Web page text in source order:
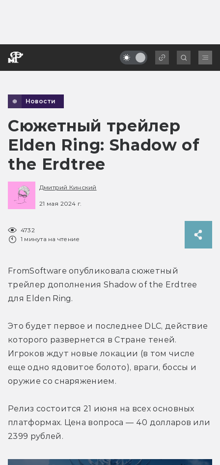
Новости
Сюжетный трейлер
Elden Ring: Shadow of
the Erdtree
Дмитрий Кинский
21 мая 2024 г.
4732
1 минута на чтение
FromSoftware опубликовала сюжетный
трейлер дополнения Shadow of the Erdtree
для Elden Ring.
Это будет первое и последнее DLC, действие
которого развернется в Стране теней.
Игроков ждут новые локации (в том числе
еще одно ядовитое болото), враги, боссы и
оружие со снаряжением.
Релиз состоится 21 июня на всех основных
платформах. Цена вопроса — 40 долларов или
2399 рублей.